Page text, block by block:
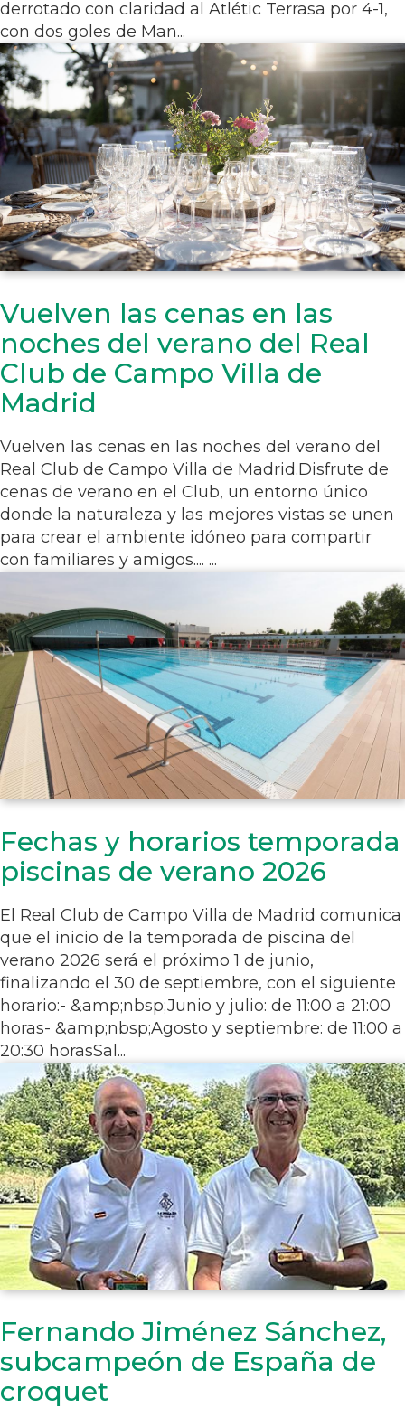
derrotado con claridad al Atlétic Terrasa por 4-1,
con dos goles de Man...
Vuelven las cenas en las
noches del verano del Real
Club de Campo Villa de
Madrid
Vuelven las cenas en las noches del verano del
Real Club de Campo Villa de Madrid.Disfrute de
cenas de verano en el Club, un entorno único
donde la naturaleza y las mejores vistas se unen
para crear el ambiente idóneo para compartir
con familiares y amigos.... ...
Fechas y horarios temporada
piscinas de verano 2026
El Real Club de Campo Villa de Madrid comunica
que el inicio de la temporada de piscina del
verano 2026 será el próximo 1 de junio,
finalizando el 30 de septiembre, con el siguiente
horario:- &amp;nbsp;Junio y julio: de 11:00 a 21:00
horas- &amp;nbsp;Agosto y septiembre: de 11:00 a
20:30 horasSal...
Fernando Jiménez Sánchez,
subcampeón de España de
croquet